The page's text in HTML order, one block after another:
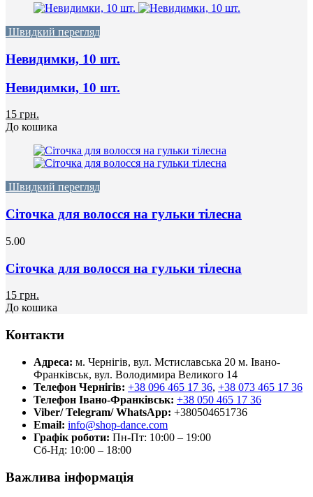
Швидкий перегляд
Невидимки, 10 шт.
Невидимки, 10 шт.
15 грн.
До кошика
Швидкий перегляд
Сіточка для волосся на гульки тілесна
5.00
Сіточка для волосся на гульки тілесна
15 грн.
До кошика
Контакти
Адреса: м. Чернігів, вул. Мстиславська 20 м. Івано-
Франківськ, вул. Володимира Великого 14
Телефон Чернігів: +38 096 465 17 36, +38 073 465 17 36
Телефон Івано-Франківськ: +38 050 465 17 36
Viber/ Telegram/ WhatsApp: +380504651736
Email: info@shop-dance.com
Графік роботи: Пн-Пт: 10:00 – 19:00
Сб-Нд: 10:00 – 18:00
Важлива інформація